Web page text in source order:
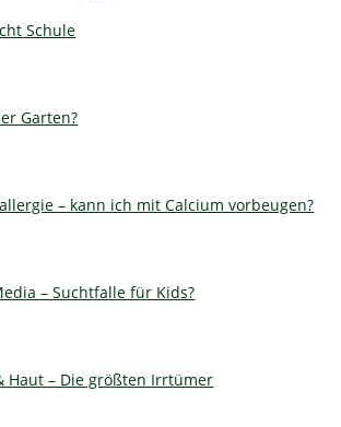
Schule
Garten?
– kann ich mit Calcium vorbeugen?
– Suchtfalle für Kids?
Haut – Die größten Irrtümer